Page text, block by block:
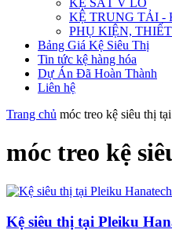
KỆ SẮT V LỖ
KỆ TRUNG TẢI -
PHỤ KIỆN,
Bảng Giá Kệ Siêu Thị
Tin tức kệ hàng hóa
Dự Án Đã Hoàn Thành
Liên hệ
Trang chủ móc treo kệ siêu thị
móc treo kệ
Kệ siêu thị tại Pleiku